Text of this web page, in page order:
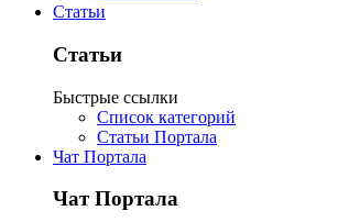
Статьи
Статьи
Быстрые ссылки
Список категорий
Статьи Портала
Чат Портала
Чат Портала